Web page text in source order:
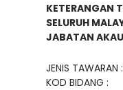
KETERANGAN
SELURUH
JABATAN
JENIS
KOD BIDANG :